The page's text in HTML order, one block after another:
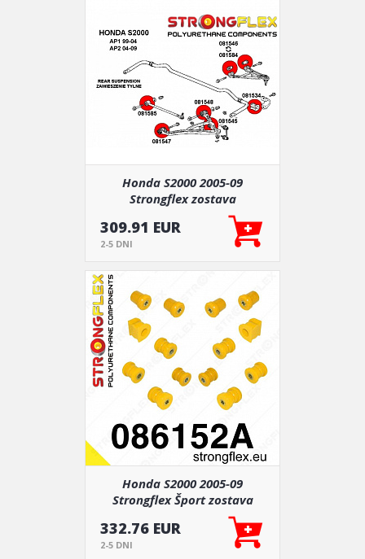
Honda S2000 2005-09
Strongflex zostava
silentblokov len pre zadnú
nápravu 14 ks
309.91 EUR
2-5 DNI
Honda S2000 2005-09
Strongflex Šport zostava
silentblokov len pre zadnú
nápravu 14 ks
332.76 EUR
2-5 DNI